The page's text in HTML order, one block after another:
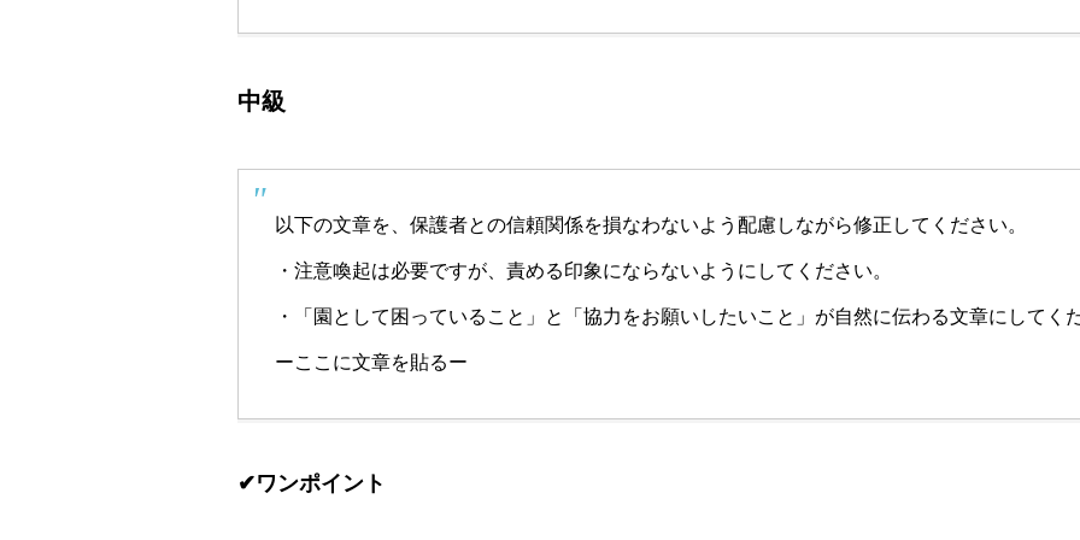
中級
以下の文章を、保護者との信頼関係を損なわないよう配慮しながら修正してください。
・注意喚起は必要ですが、責める印象にならないようにしてください。
・「園として困っていること」と「協力をお願いしたいこと」が自然に伝わる文章にしてく
ーここに文章を貼るー
✔ワンポイント